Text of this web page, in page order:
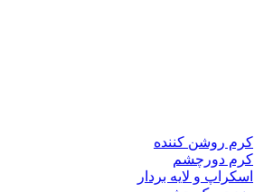
کرم روشن کننده
کرم دورچشم
اسکراپ و لایه بردار